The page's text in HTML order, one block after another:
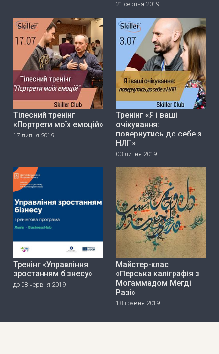
21 серпня 2019
Тілесний тренінг
«Портрети моїх емоцій»
17 липня 2019
Тренінг «Я і ваші
очікування:
повернутись до себе з
НЛП»
03 липня 2019
Тренінг «Управління
зростанням бізнесу»
до 08 червня 2019
Майстер-клас
«Перська каліграфія з
Могаммадом Мегді
Разі»
18 травня 2019